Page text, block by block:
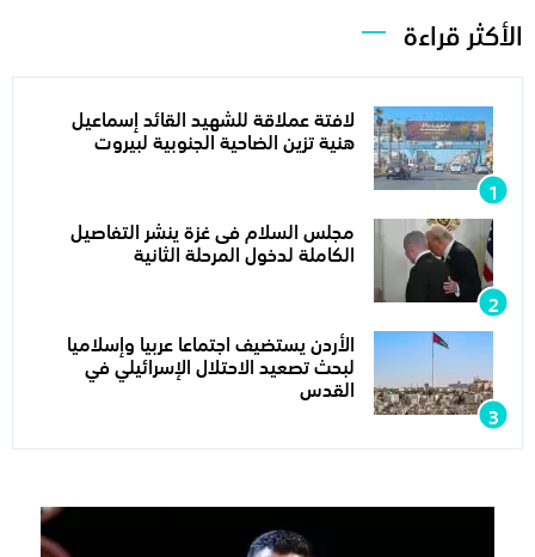
الأكثر قراءة
لافتة عملاقة للشهيد القائد إسماعيل
هنية تزين الضاحية الجنوبية لبيروت
مجلس السلام فى غزة ينشر التفاصيل
الكاملة لدخول المرحلة الثانية
الأردن يستضيف اجتماعا عربيا وإسلاميا
لبحث تصعيد الاحتلال الإسرائيلي في
القدس